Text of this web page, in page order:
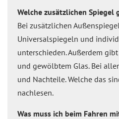
Welche zusätzlichen Spiegel
Bei zusätzlichen
Universalspiegeln und
unterschieden. Außerdem
und gewölbtem Glas. Bei
und Nachteile. Welche das
nachlesen.
Was muss ich beim Fahren